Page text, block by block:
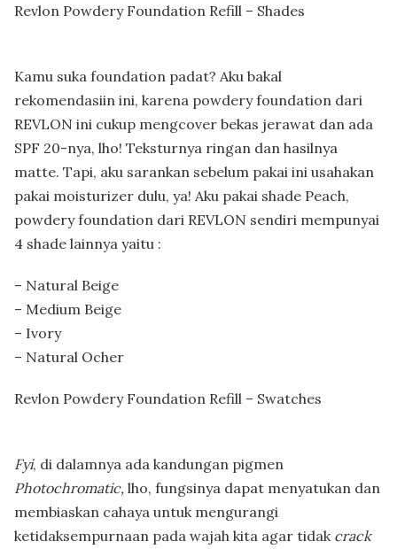
Revlon Powdery Foundation Refill – Shades
Kamu suka foundation padat? Aku bakal
rekomendasiin ini, karena powdery foundation dari
REVLON ini cukup mengcover bekas jerawat dan ada
SPF 20-nya, lho! Teksturnya ringan dan hasilnya
matte. Tapi, aku sarankan sebelum pakai ini usahakan
pakai moisturizer dulu, ya! Aku pakai shade Peach,
powdery foundation dari REVLON sendiri mempunyai
4 shade lainnya yaitu :
– Natural Beige
– Medium Beige
– Ivory
– Natural Ocher
Revlon Powdery Foundation Refill – Swatches
Fyi, di dalamnya ada kandungan pigmen
Photochromatic, lho, fungsinya dapat menyatukan dan
membiaskan cahaya untuk mengurangi
ketidaksempurnaan pada wajah kita agar tidak crack